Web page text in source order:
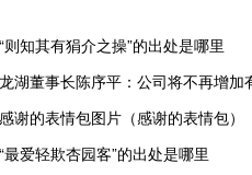
“则知其有狷介之操”的出处是哪里
龙湖董事长陈序平：公司将不再增加
感谢的表情包图片（感谢的表情包）
“最爱轻欺杏园客”的出处是哪里